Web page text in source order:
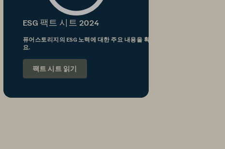
ESG 팩트 시트 2024
퓨어스토리지의 ESG 노력에 대한 주요 내용을 확인하세
요.
팩트 시트 읽기